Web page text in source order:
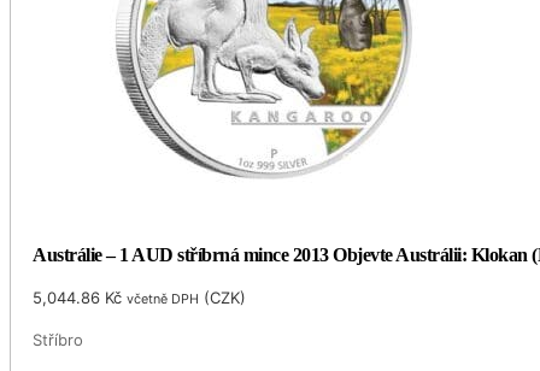
Austrálie – 1 AUD stříbrná mince 2013 Objevte Austrálii: Klokan
5,044.86 Kč včetně DPH (CZK)
Stříbro